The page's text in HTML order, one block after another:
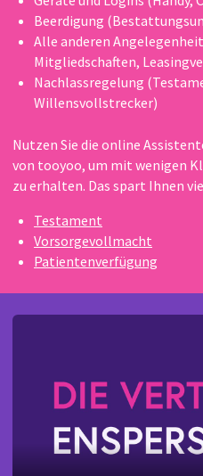
Beerdigung
Alle anderen
Mitgliedschaften,
Nachlassregelung
Willensvollstrecker)
Nutzen Sie die online
von tooyoo, um mit wenigen
zu erhalten. Das spart Ihnen
Testament
Vorsorgevollmacht
Patientenverfügung